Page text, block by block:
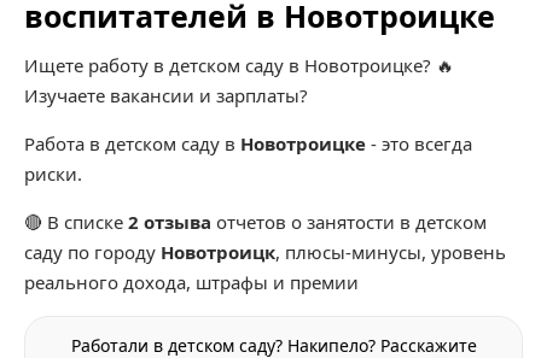
воспитателей в Новотроицке
Ищете работу в детском саду в Новотроицке? 🔥
Изучаете вакансии и зарплаты?
Работа в детском саду в Новотроицке - это всегда
риски.
🔴 В списке 2 отзыва отчетов о занятости в детском
саду по городу Новотроицк, плюсы-минусы, уровень
реального дохода, штрафы и премии
Работали в детском саду? Накипело? Расскажите